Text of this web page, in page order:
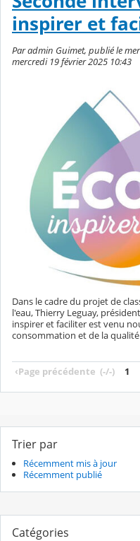
inspirer et
Par admin Guimet, publié le
mercredi 19 février 2025 10:43
Dans le cadre du projet de
l'eau, Thierry Leguay,
inspirer et faciliter est venu
consommation et de la qualité
‹Page précédente (-/-) 1
Trier par
Récemment mis à jour
Récemment publié
Catégories